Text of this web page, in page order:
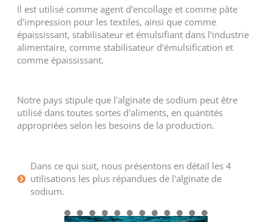
Il est utilisé comme agent d'encollage et comme pâte
d'impression pour les textiles, ainsi que comme
épaississant, stabilisateur et émulsifiant dans l'industrie
alimentaire, comme stabilisateur d'émulsification et
comme épaississant.
Notre pays stipule que l'alginate de sodium peut être
utilisé dans toutes sortes d'aliments, en quantités
appropriées selon les besoins de la production.
Dans ce qui suit, nous présentons en détail les 4
utilisations les plus répandues de l'alginate de
sodium.